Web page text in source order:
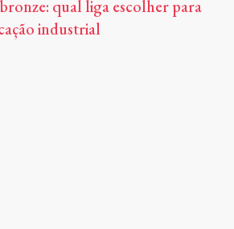
qual liga escolher para
industrial